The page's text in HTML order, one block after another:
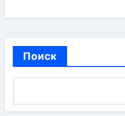
Поиск